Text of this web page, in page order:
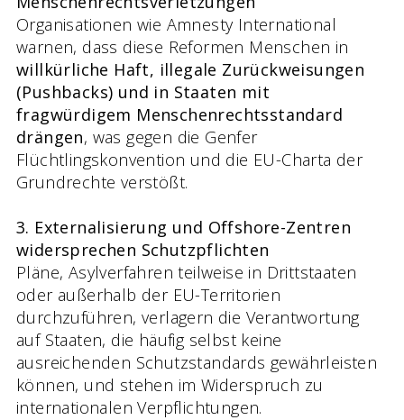
Organisationen wie Amnesty International
warnen, dass diese Reformen Menschen in
willkürliche Haft, illegale Zurückweisungen
(Pushbacks) und in Staaten mit
fragwürdigem Menschenrechtsstandard
drängen, was gegen die Genfer
Flüchtlingskonvention und die EU-Charta der
Grundrechte verstößt.
3. Externalisierung und Offshore-Zentren
widersprechen Schutzpflichten
Pläne, Asylverfahren teilweise in Drittstaaten
oder außerhalb der EU-Territorien
durchzuführen, verlagern die Verantwortung
auf Staaten, die häufig selbst keine
ausreichenden Schutzstandards gewährleisten
können, und stehen im Widerspruch zu
internationalen Verpflichtungen.